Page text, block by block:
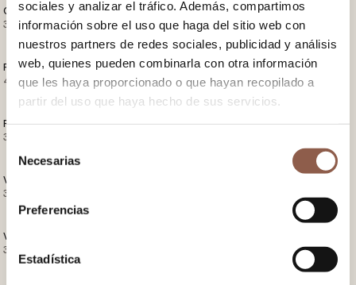
sociales y analizar el tráfico. Además, compartimos
información sobre el uso que haga del sitio web con
nuestros partners de redes sociales, publicidad y análisis
web, quienes pueden combinarla con otra información
que les haya proporcionado o que hayan recopilado a
partir del uso que haya hecho de sus servicios.
Selección
consentimiento
Necesarias
Preferencias
Estadística
OLEO YELLOW
38.00 EUR
PAEA
38.00 EUR
PAEA LILA
42.00 EUR
PEPA MINT
38.00 EUR
PEPA YELLOW
38.00 EUR
PROVENZA
VERSAILLES BLUE
38.00 EUR
VERSAILLES PINK
38.00 EUR